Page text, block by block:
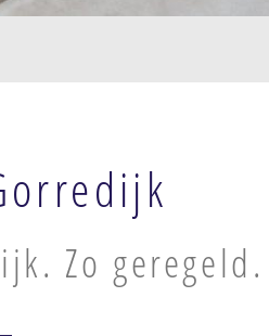
Zo geregeld.